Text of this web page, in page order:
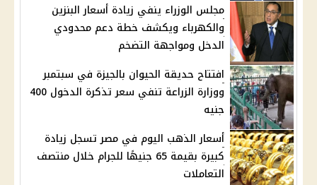
مجلس الوزراء ينفي زيادة أسعار البنزين
والكهرباء ويكشف خطة دعم محدودي
الدخل ومواجهة التضخم
افتتاح حديقة الحيوان بالجيزة في سبتمبر
ووزارة الزراعة تنفي سعر تذكرة الدخول 400
جنيه
أسعار الذهب اليوم في مصر تسجل زيادة
كبيرة بقيمة 65 جنيهًا للجرام خلال منتصف
التعاملات